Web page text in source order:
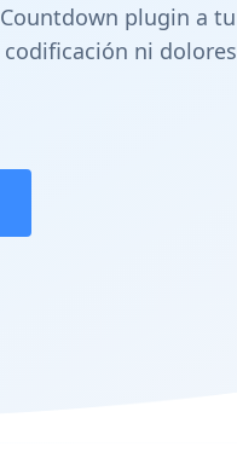
plugin a tu
ni dolores